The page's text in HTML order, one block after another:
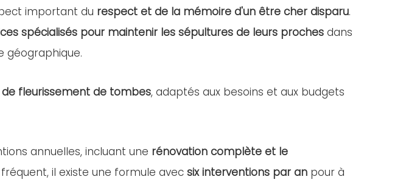
important du respect et de la mémoire d'un être cher disparu.
spécialisés pour maintenir les sépultures de leurs proches dans
géographique.
fleurissement de tombes, adaptés aux besoins et aux budgets
annuelles, incluant une rénovation complète et le
il existe une formule avec six interventions par an pour à